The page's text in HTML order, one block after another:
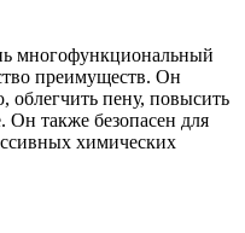
многофункциональный
преимуществ. Он
облегчить пену, повысить
Он также безопасен для
химических